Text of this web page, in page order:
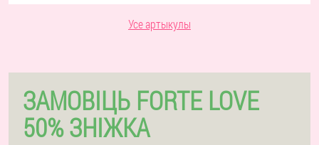
Усе артыкулы
ЗАМОВІЦЬ FORTE LOVE
50% ЗНІЖКА